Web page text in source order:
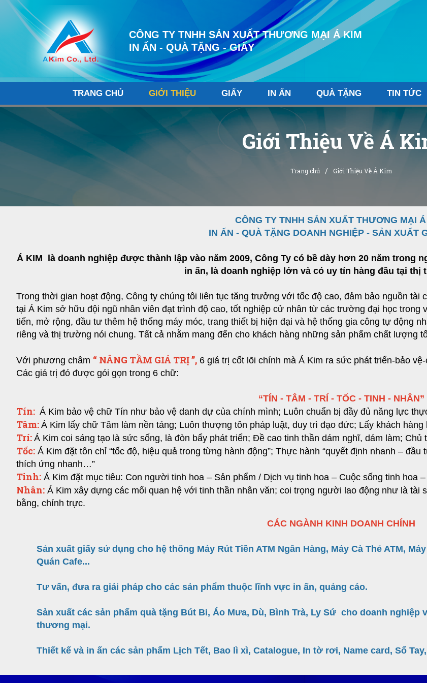
CÔNG TY TNHH SẢN XUẤT THƯƠNG MẠI Á KIM
IN ẤN - QUÀ TẶNG - GIẤY
TRANG CHỦ GIỚI THIỆU GIẤY IN ẤN QUÀ TẶNG TIN TỨC
Giới Thiệu Về Á
Trang chủ / Giới Thiệu Về Á Kim
CÔNG TY TNHH SẢN XUẤT THƯƠNG MẠI
IN ẤN - QUÀ TẶNG DOANH NGHIỆP - SẢN XUẤT
Á KIM là doanh nghiệp được thành lập vào năm 2009, Công Ty có bề dày hơn 20 năm trong
in ấn, là doanh nghiệp lớn và có uy tín hàng đầu tại thị
Trong thời gian hoạt động, Công ty chúng tôi liên tục tăng trưởng với tốc độ cao, đảm bảo nguồn
tại Á Kim sở hữu đội ngũ nhân viên đạt trình độ cao, tốt nghiệp cử nhân từ các trường đại học
tiến, mở rộng, đầu tư thêm hệ thống máy móc, trang thiết bị hiện đại và hệ thống gia công tự động
riêng và thị trường nói chung. Tất cả nhằm mang đến cho khách hàng những sản phẩm chất lượng
Với phương châm “ NÂNG TẦM GIÁ TRỊ ”, 6 giá trị cốt lõi chính mà Á Kim ra sức phát triển-bảo
Các giá trị đó được gói gọn trong 6 chữ:
“TÍN - TÂM - TRÍ - TỐC - TINH - NHÂN”
Tín: Á Kim bảo vệ chữ Tín như bảo vệ danh dự của chính mình; Luôn chuẩn bị đầy đủ năng lực
Tâm: Á Kim lấy chữ Tâm làm nền tảng; Luôn thượng tôn pháp luật, duy trì đạo đức; Lấy khách hàng
Trí: Á Kim coi sáng tạo là sức sống, là đòn bẩy phát triển; Đề cao tinh thần dám nghĩ, dám làm; Chủ
Tốc: Á Kim đặt tôn chỉ “tốc độ, hiệu quả trong từng hành động”; Thực hành “quyết định nhanh –
thích ứng nhanh…”
Tinh: Á Kim đặt mục tiêu: Con người tinh hoa – Sản phẩm / Dịch vụ tinh hoa – Cuộc sống tinh hoa
Nhân: Á Kim xây dựng các mối quan hệ với tinh thần nhân văn; coi trọng người lao động như là tài
bằng, chính trực.
CÁC NGÀNH KINH DOANH CHÍNH
Sản xuất giấy sử dụng cho hệ thống Máy Rút Tiền ATM Ngân Hàng, Máy Cà Thẻ ATM,
Quán Cafe...
Tư vấn, đưa ra giải pháp cho các sản phẩm thuộc lĩnh vực in ấn, quảng cáo.
Sản xuất các sản phẩm quà tặng Bút Bi, Áo Mưa, Dù, Bình Trà, Ly Sứ cho doanh nghiệp
thương mại.
Thiết kế và in ấn các sản phẩm Lịch Tết, Bao lì xì, Catalogue, In tờ rơi, Name card, Sổ